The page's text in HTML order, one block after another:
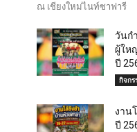
ณ เชียงใหม่ไนท์ซาฟารี
วันก
ผู้ให
ปี
กิจกร
งาน
ปี